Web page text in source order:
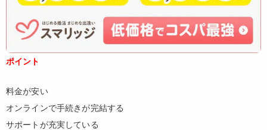
ポイント
料金が安い
オンラインで手続きが完結する
サポートが充実している